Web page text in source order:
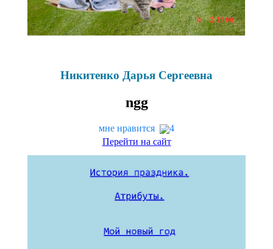
Никитенко Дарья Сергеевна
ngg
мне нравится
4
Перейти на сайт